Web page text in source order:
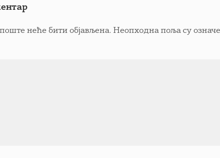
неће бити објављена. Неопходна поља су